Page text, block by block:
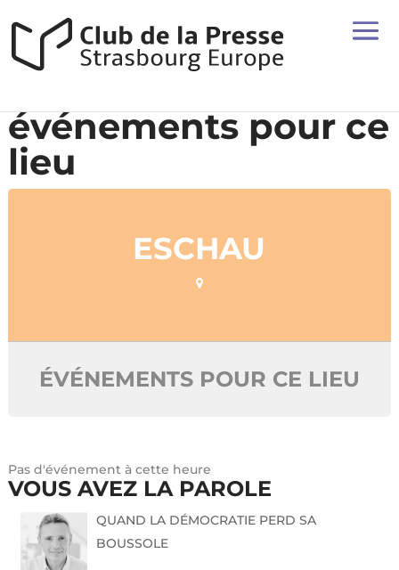
événements pour ce
lieu
ESCHAU
ÉVÉNEMENTS POUR CE LIEU
Pas d'événement à cette heure
VOUS AVEZ LA PAROLE
QUAND LA DÉMOCRATIE PERD SA
BOUSSOLE